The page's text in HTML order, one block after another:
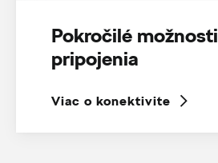
Pokročilé možnosti
pripojenia
Viac o konektivite